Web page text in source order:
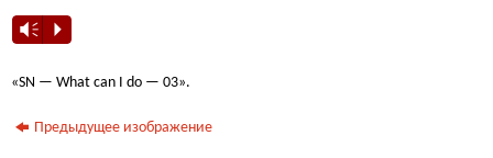
Vm P
«SN — What can I do — 03».
Предыдущее изображение